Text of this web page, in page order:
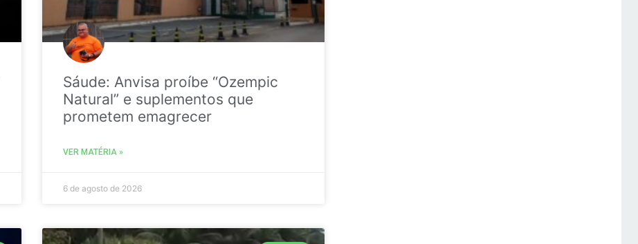
Sáude: Anvisa proíbe “Ozempic
Natural” e suplementos que
prometem emagrecer
VER MATÉRIA »
6 de agosto de 2026